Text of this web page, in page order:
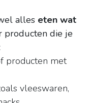
alles eten wat
producten die je
producten met
vleeswaren,